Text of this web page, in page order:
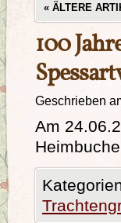
« ÄLTERE
100
Geschrieben
Am